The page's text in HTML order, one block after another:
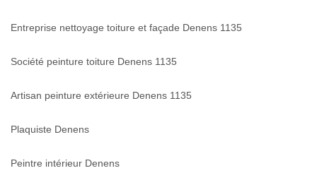
Entreprise nettoyage toiture et façade Denens 1135
Société peinture toiture Denens 1135
Artisan peinture extérieure Denens 1135
Plaquiste Denens
Peintre intérieur Denens